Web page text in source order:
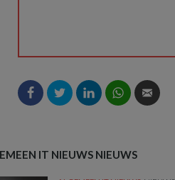
IT NIEUWS NIEUWS